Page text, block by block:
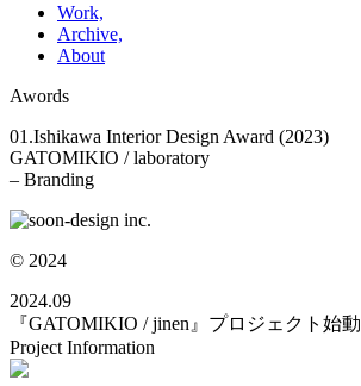
Work,
Archive,
About
Awords
01.Ishikawa Interior Design Award (2023)
GATOMIKIO / laboratory
– Branding
© 2024
2024.09
『GATOMIKIO / jinen』プロジェクト始動
Project Information